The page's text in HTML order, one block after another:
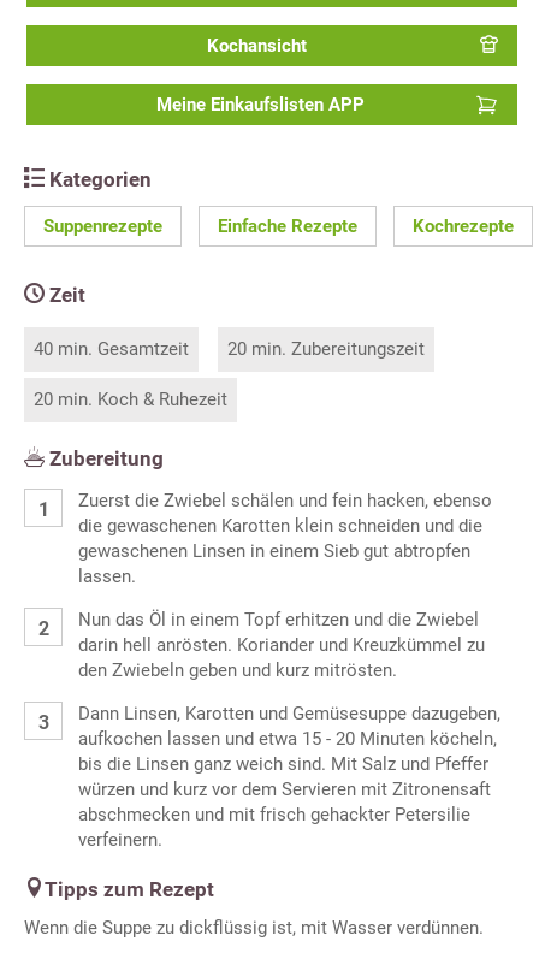
Kochansicht
Meine Einkaufslisten APP
Kategorien
Suppenrezepte Einfache Rezepte Kochrezepte
Zeit
40 min. Gesamtzeit 20 min. Zubereitungszeit
20 min. Koch & Ruhezeit
Zubereitung
Zuerst die Zwiebel schälen und fein hacken, ebenso
die gewaschenen Karotten klein schneiden und die
gewaschenen Linsen in einem Sieb gut abtropfen
lassen.
Nun das Öl in einem Topf erhitzen und die Zwiebel
darin hell anrösten. Koriander und Kreuzkümmel zu
den Zwiebeln geben und kurz mitrösten.
Dann Linsen, Karotten und Gemüsesuppe dazugeben,
aufkochen lassen und etwa 15 - 20 Minuten köcheln,
bis die Linsen ganz weich sind. Mit Salz und Pfeffer
würzen und kurz vor dem Servieren mit Zitronensaft
abschmecken und mit frisch gehackter Petersilie
verfeinern.
Tipps zum Rezept
Wenn die Suppe zu dickflüssig ist, mit Wasser verdünnen.